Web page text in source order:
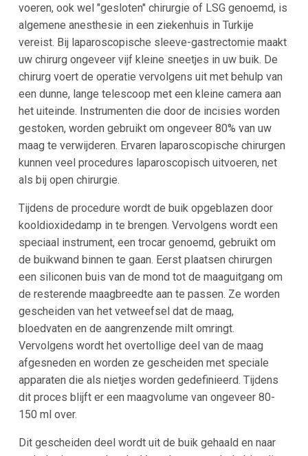
voeren, ook wel "gesloten" chirurgie of LSG genoemd, is
algemene anesthesie in een ziekenhuis in Turkije
vereist. Bij laparoscopische sleeve-gastrectomie maakt
uw chirurg ongeveer vijf kleine sneetjes in uw buik. De
chirurg voert de operatie vervolgens uit met behulp van
een dunne, lange telescoop met een kleine camera aan
het uiteinde. Instrumenten die door de incisies worden
gestoken, worden gebruikt om ongeveer 80% van uw
maag te verwijderen. Ervaren laparoscopische chirurgen
kunnen veel procedures laparoscopisch uitvoeren, net
als bij open chirurgie.
Tijdens de procedure wordt de buik opgeblazen door
kooldioxidedamp in te brengen. Vervolgens wordt een
speciaal instrument, een trocar genoemd, gebruikt om
de buikwand binnen te gaan. Eerst plaatsen chirurgen
een siliconen buis van de mond tot de maaguitgang om
de resterende maagbreedte aan te passen. Ze worden
gescheiden van het vetweefsel dat de maag,
bloedvaten en de aangrenzende milt omringt.
Vervolgens wordt het overtollige deel van de maag
afgesneden en worden ze gescheiden met speciale
apparaten die als nietjes worden gedefinieerd. Tijdens
dit proces blijft er een maagvolume van ongeveer 80-
150 ml over.
Dit gescheiden deel wordt uit de buik gehaald en naar